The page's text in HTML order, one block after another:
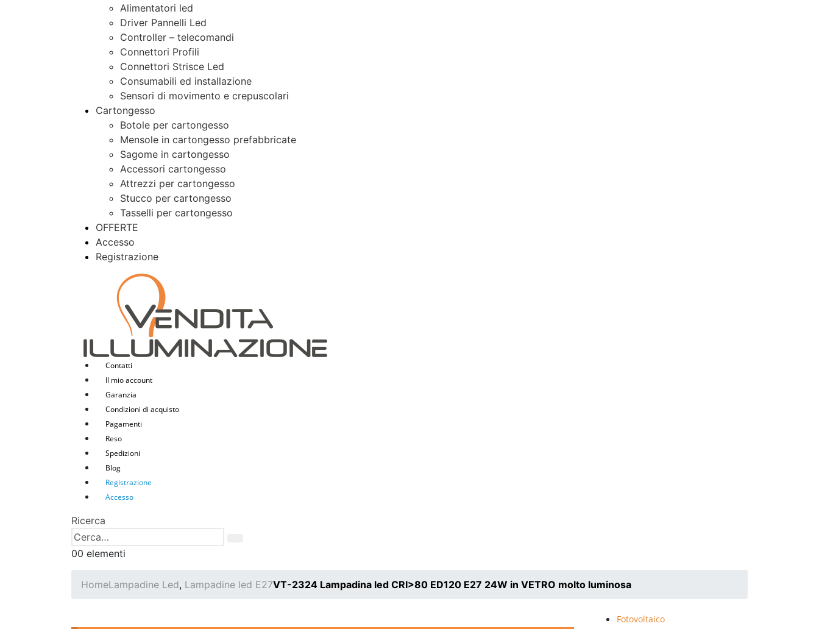
Alimentatori led
Driver Pannelli Led
Controller – telecomandi
Connettori Profili
Connettori Strisce Led
Consumabili ed installazione
Sensori di movimento e crepuscolari
Cartongesso
Botole per cartongesso
Mensole in cartongesso prefabbricate
Sagome in cartongesso
Accessori cartongesso
Attrezzi per cartongesso
Stucco per cartongesso
Tasselli per cartongesso
OFFERTE
Accesso
Registrazione
Contatti
Il mio account
Garanzia
Condizioni di acquisto
Pagamenti
Reso
Spedizioni
Blog
Registrazione
Accesso
Ricerca
00 elementi
HomeLampadine Led, Lampadine led E27VT-2324 Lampadina led CRI>80 ED120 E27 24W in VETRO molto luminosa
Fotovoltaico